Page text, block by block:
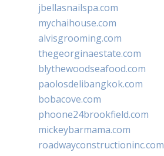
jbellasnailspa.com
mychaihouse.com
alvisgrooming.com
thegeorginaestate.com
blythewoodseafood.com
paolosdelibangkok.com
bobacove.com
phoone24brookfield.com
mickeybarmama.com
roadwayconstructioninc.com